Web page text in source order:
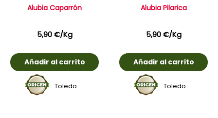
Alubia Caparrón
5,90€/Kg
Añadir al carrito
Toledo
Alubia Pilarica
5,90€/Kg
Añadir al carrito
Toledo